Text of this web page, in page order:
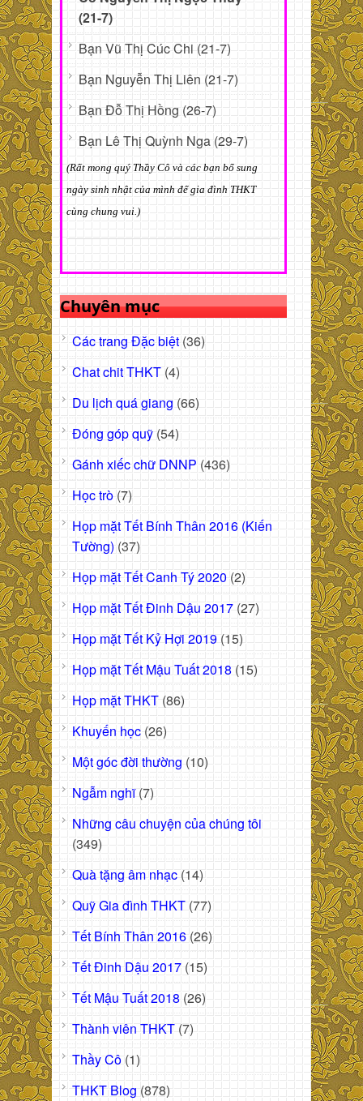
(21-7)
Bạn Vũ Thị Cúc Chi (21-7)
Bạn Nguyễn Thị Liên (21-7)
Bạn Đỗ Thị Hồng (26-7)
Bạn Lê Thị Quỳnh Nga (29-7)
(Rất mong quý Thầy Cô và các bạn bổ sung
ngày sinh nhật của mình để gia đình THKT
cùng chung vui.)
Chuyên mục
Các trang Đặc biệt (36)
Chat chit THKT (4)
Du lịch quá giang (66)
Đóng góp quỹ (54)
Gánh xiếc chữ DNNP (436)
Học trò (7)
Họp mặt Tết Bính Thân 2016 (Kiến
Tường) (37)
Họp mặt Tết Canh Tý 2020 (2)
Họp mặt Tết Đinh Dậu 2017 (27)
Họp mặt Tết Kỷ Hợi 2019 (15)
Họp mặt Tết Mậu Tuất 2018 (15)
Họp mặt THKT (86)
Khuyến học (26)
Một góc đời thường (10)
Ngẫm nghĩ(7)
Những câu chuyện của chúng tôi
(349)
Quà tặng âm nhạc (14)
Quỹ Gia đình THKT (77)
Tết Bính Thân 2016 (26)
Tết Đinh Dậu 2017 (15)
Tết Mậu Tuất 2018 (26)
Thành viên THKT (7)
Thầy Cô (1)
THKT Blog (878)